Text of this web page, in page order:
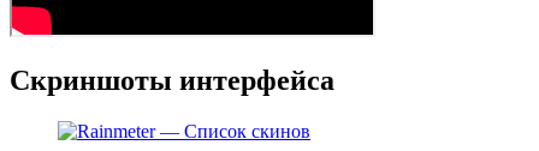
Скриншоты интерфейса